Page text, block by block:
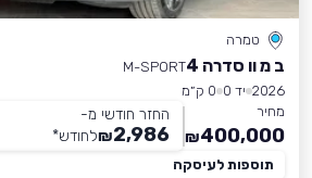
טמרה
ב מ וו סדרה 4
M-SPORT
2026 יד 0
0 ק״מ
מחיר
400,000
₪
החזר חודשי מ-
2,986
₪לחודש*
תוספות לעיסקה